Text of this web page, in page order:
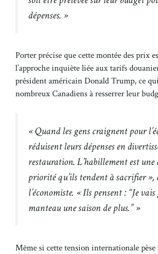
dépenses. »
Porter précise que cette montée des prix
l’approche inquiète liée aux tarifs
président américain Donald Trump, ce
nombreux Canadiens à resserrer leur
« Quand les gens craignent pour
réduisent leurs dépenses en
restauration. L’habillement est une
priorité qu’ils tendent à sacrifier »,
l’économiste. « Ils pensent : “Je
manteau une saison de plus.” »
Même si cette tension internationale pèse